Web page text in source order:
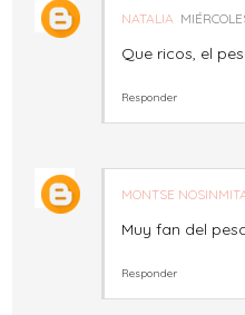
NATALIA
Que ricos, el
Responder
MONTSE
Muy fan del
Responder